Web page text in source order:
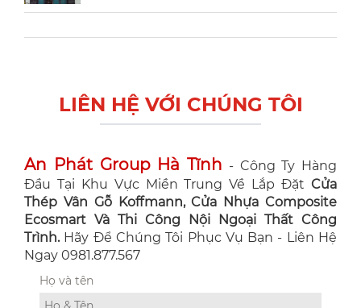
LIÊN HỆ VỚI CHÚNG TÔI
An Phát Group Hà Tĩnh - Công Ty Hàng
Đầu Tại Khu Vực Miền Trung Về Lắp Đặt Cửa
Thép Vân Gỗ Koffmann, Cửa Nhựa Composite
Ecosmart Và Thi Công Nội Ngoại Thất Công
Trình. Hãy Để Chúng Tôi Phục Vụ Bạn - Liên Hệ
Ngay 0981.877.567
Họ và tên